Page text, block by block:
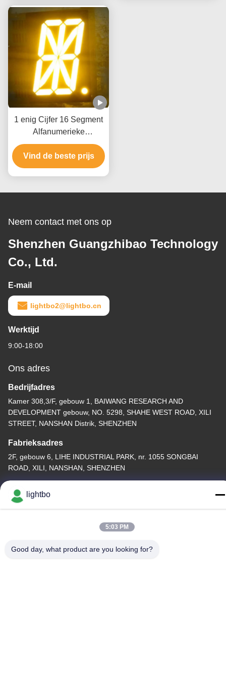
Temperatuurvochtigheid
1 enig Cijfer 16 Segment
Alfanumerieke
Numerieke LEIDENE
Vertonings Lage Huidige
Verrichting
Vind de beste prijs
Neem contact met ons op
Shenzhen Guangzhibao Technology
Co., Ltd.
E-mail
lightbo2@lightbo.cn
Werktijd
9:00-18:00
Ons adres
Bedrijfadres
Kamer 308,3/F, gebouw 1, BAIWANG RESEARCH AND
DEVELOPMENT gebouw, NO. 5298, SHAHE WEST ROAD, XILI
STREET, NANSHAN Distrik, SHENZHEN
Fabrieksadres
2F, gebouw 6, LIHE INDUSTRIAL PARK, nr. 1055 SONGBAI
ROAD, XILI, NANSHAN, SHENZHEN
Telefoon
86-755-83983496
lightbo
5:03 PM
Good day, what product are you looking for?